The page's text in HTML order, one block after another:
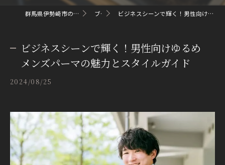
群馬県伊勢崎市のメンズパーマならMr.PLAT ブログ ビジネスシーンで輝く！男性向けゆるめメンズパーマの魅力とスタイルガイド
ビジネスシーンで輝く！男性向けゆるめ
メンズパーマの魅力とスタイルガイド
2024/08/25